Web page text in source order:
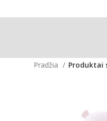
Pradžia Produktai